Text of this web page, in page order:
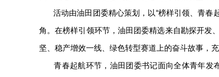
活动由油田团委精心策划，以“榜样引领、青春
角。在榜样引领环节，油田团委精选来自勘探开发
坚、稳产增效一线、绿色转型赛道上的奋斗故事，
青春起航环节，油田团委书记面向全体青年发布